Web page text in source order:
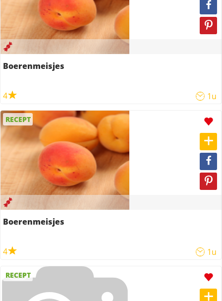
Boerenmeisjes
4 1u
RECEPT
Boerenmeisjes
4 1u
RECEPT